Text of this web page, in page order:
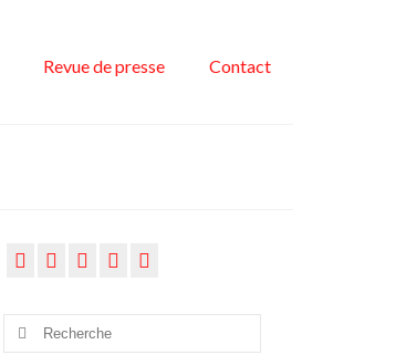
Revue de presse Contact
Rechercher